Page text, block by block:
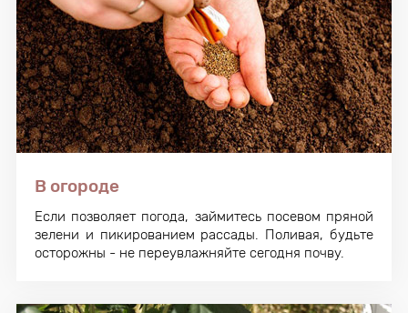
В огороде
Если позволяет погода, займитесь посевом пряной
зелени и пикированием рассады. Поливая, будьте
осторожны - не переувлажняйте сегодня почву.